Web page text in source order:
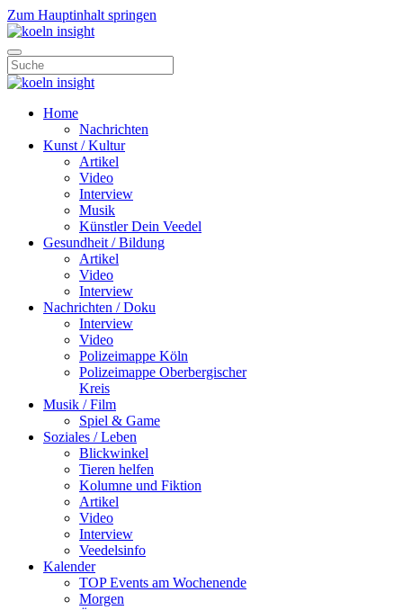
Zum Hauptinhalt springen
Home
Nachrichten
Kunst / Kultur
Artikel
Video
Interview
Musik
Künstler Dein Veedel
Gesundheit / Bildung
Artikel
Video
Interview
Nachrichten / Doku
Interview
Video
Polizeimappe Köln
Polizeimappe Oberbergischer
Kreis
Musik / Film
Spiel & Game
Soziales / Leben
Blickwinkel
Tieren helfen
Kolumne und Fiktion
Artikel
Video
Interview
Veedelsinfo
Kalender
TOP Events am Wochenende
Morgen